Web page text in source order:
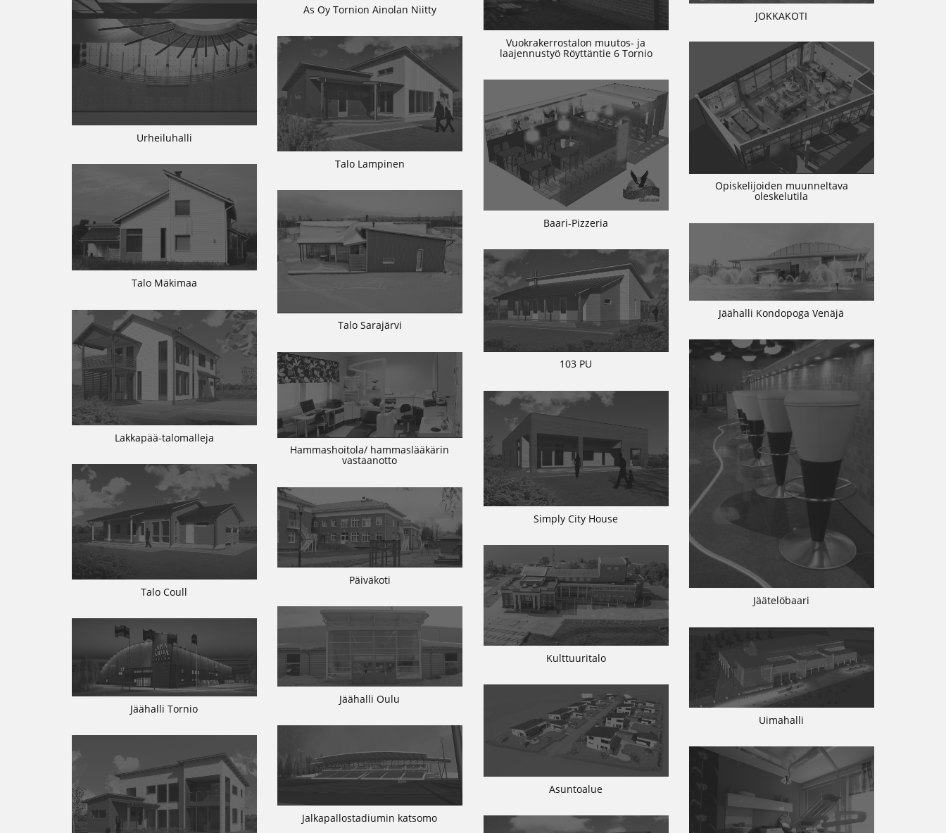
Vuokrakerrostalon muutos- ja
laajennustyö Röyttäntie 6 Tornio
As Oy Tornion Ainolan Niitty JOKKAKOTI
Urheiluhalli
Talo Lampinen
Opiskelijoiden muunneltava
oleskelutila
Baari-Pizzeria
Talo Mäkimaa
Talo Sarajärvi
Jäähalli Kondopoga Venäjä
103 PU
Lakkapää-talomalleja
Jäätelöbaari
Hammashoitola/ hammaslääkärin
vastaanotto
Simply City House
Talo Coull
Päiväkoti
Kulttuuritalo
Jäähalli Oulu
Jäähalli Tornio
Uimahalli
Asuntoalue
Jalkapallostadiumin katsomo